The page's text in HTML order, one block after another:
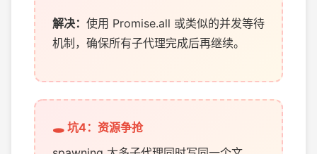
解决： 使用 Promise.all 或类似的并发等待
机制，确保所有子代理完成后再继续。
🕳️ 坑4：资源争抢